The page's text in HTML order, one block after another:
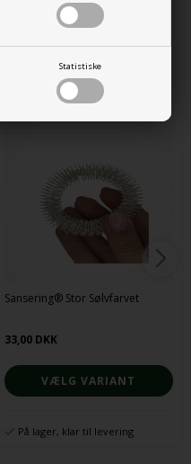
Statistiske
Sansering® Stor Sølvfarvet
33,00 DKK
VÆLG VARIANT
På lager, klar til levering